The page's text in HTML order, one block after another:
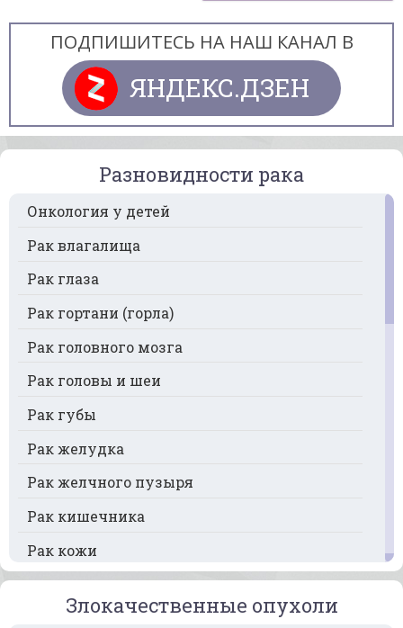
ПОДПИШИТЕСЬ НА НАШ КАНАЛ В
ЯНДЕКС.ДЗЕН
Разновидности рака
Онкология у детей
Рак влагалища
Рак глаза
Рак гортани (горла)
Рак головного мозга
Рак головы и шеи
Рак губы
Рак желудка
Рак желчного пузыря
Рак кишечника
Рак кожи
Рак кости
Рак крови
Злокачественные опухоли